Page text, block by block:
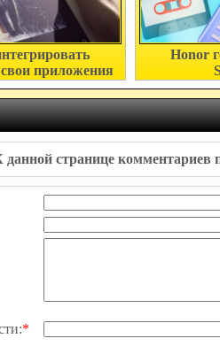
свои приложения
Honor
данной странице комментариев
*